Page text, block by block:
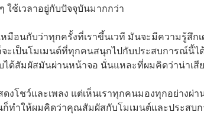
ใช้เวลาอยู่กับปัจจุบันมากกว่า
หมือนกับว่าทุกครั้งที่เราขึ้นเวที มันจะมีความรู้สึ
ะเป็นโมเมนต์ที่ทุกคนสนุกไปกับประสบการณ์นี้
ด้สัมผัสมันผ่านหน้าจอ นั่นแหละที่ผมคิดว่าน่าเสีย
ดงโชว์และเพลง แต่เห็นเราทุกคนมองทุกอย่างผ่
ทำให้ผมคิดว่าคุณสัมผัสกับโมเมนต์และประสบ